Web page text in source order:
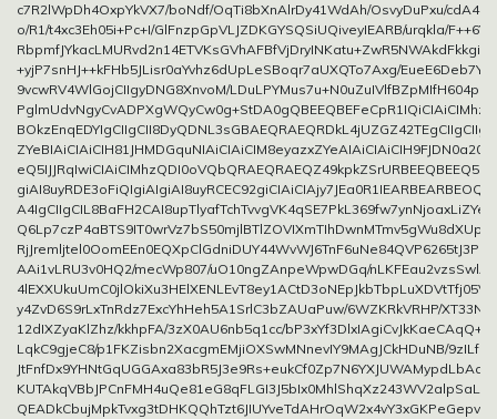
c7R2lWpDh4OxpYkVX7/boNdf/OqTi8bXnAlrDy41WdAh/OsvyDuPxu/
o/R1/t4xc3Eh05i+Pc+I/GlFnzpGpVLJZDKGYSQSiUQiveyIEARB/urqkla/
+yjP7snHJ++kFHb5JLisr0aYvhz6dUpLeSBoqr7aUXQTo7Axg/
9vcwRV4WlGojCIIgyDNG8XnvoM/
AAi1vLRU3v0HQ2/mecWp807/uO10ngZAnpeWpwDGq/
y4ZvD6S9rLxTnRdz7ExcYhHeh5A1SrlC3bZAUaPuw/6WZKRkVRHP/
12dIXZyaKlZhz/kkhpFA/3zX0AU6nb5q1cc/
LqkC9gjeC8/p1FKZisbn2XacgmEMjiOXSwMNnevIY9MAgJCkHDuNB/